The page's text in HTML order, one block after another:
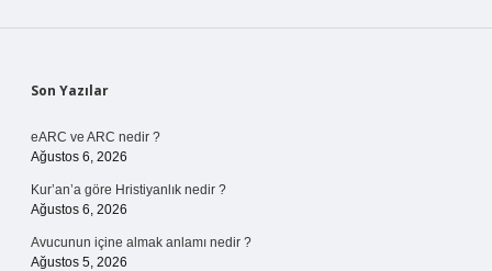
Sidebar
Son Yazılar
eARC ve ARC nedir ?
Ağustos 6, 2026
Kur’an’a göre Hristiyanlık nedir ?
Ağustos 6, 2026
Avucunun içine almak anlamı nedir ?
Ağustos 5, 2026